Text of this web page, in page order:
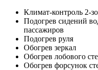
Климат-контроль 2-
Подогрев сидений
пассажиров
Подогрев руля
Обогрев зеркал
Обогрев лобового
Обогрев форсунок